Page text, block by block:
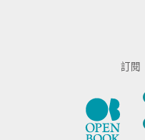
訂閱